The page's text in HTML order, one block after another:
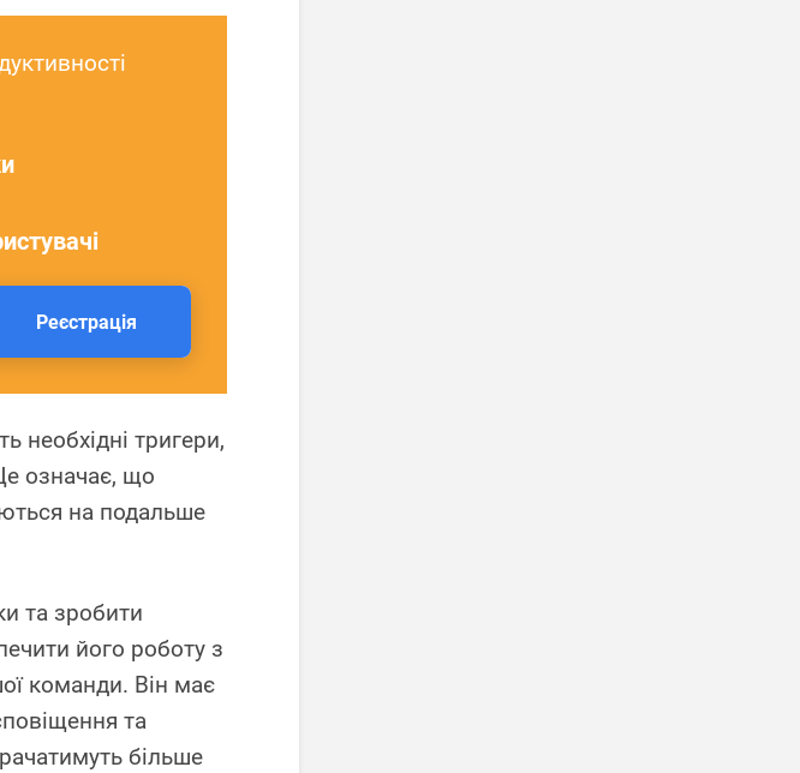
Реєстрація
необхідні тригери,
означає, що
на подальше
та зробити
його роботу з
команди. Він має
та
більше